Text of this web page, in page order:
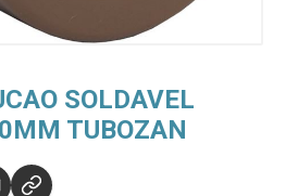
SOLDAVEL
TUBOZAN